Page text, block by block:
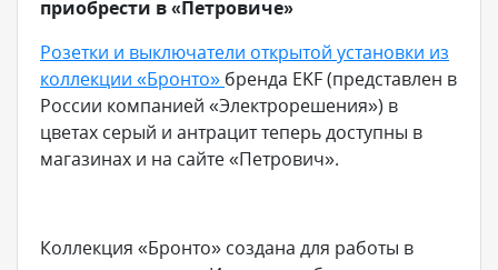
приобрести в «Петровиче»
Розетки и выключатели открытой установки из
коллекции «Бронто» бренда EKF (представлен в
России компанией «Электрорешения») в
цветах серый и антрацит теперь доступны в
магазинах и на сайте «Петрович».
Коллекция «Бронто» создана для работы в